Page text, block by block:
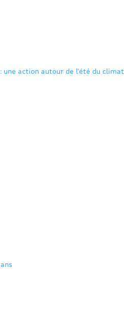
une action autour de l’été du climat